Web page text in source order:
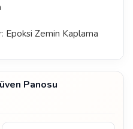
Epoksi Zemin Kaplama
Panosu